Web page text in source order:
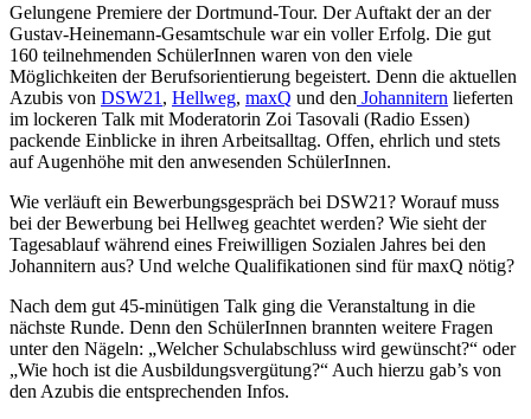
Gelungene Premiere der Dortmund-Tour. Der Auftakt der an der
Gustav-Heinemann-Gesamtschule war ein voller Erfolg. Die gut
160 teilnehmenden SchülerInnen waren von den viele
Möglichkeiten der Berufsorientierung begeistert. Denn die aktuellen
Azubis von DSW21 , Hellweg, maxQ und den Johannitern lieferten
im lockeren Talk mit Moderatorin Zoi Tasovali (Radio Essen)
packende Einblicke in ihren Arbeitsalltag. Offen, ehrlich und stets
auf Augenhöhe mit den anwesenden SchülerInnen.
Wie verläuft ein Bewerbungsgespräch bei DSW21? Worauf muss
bei der Bewerbung bei Hellweg geachtet werden? Wie sieht der
Tagesablauf während eines Freiwilligen Sozialen Jahres bei den
Johannitern aus? Und welche Qualifikationen sind für maxQ nötig?
Nach dem gut 45-minütigen Talk ging die Veranstaltung in die
nächste Runde. Denn den SchülerInnen brannten weitere Fragen
unter den Nägeln: „Welcher Schulabschluss wird gewünscht?“ oder
„Wie hoch ist die Ausbildungsvergütung?“ Auch hierzu gab’s von
den Azubis die entsprechenden Infos.